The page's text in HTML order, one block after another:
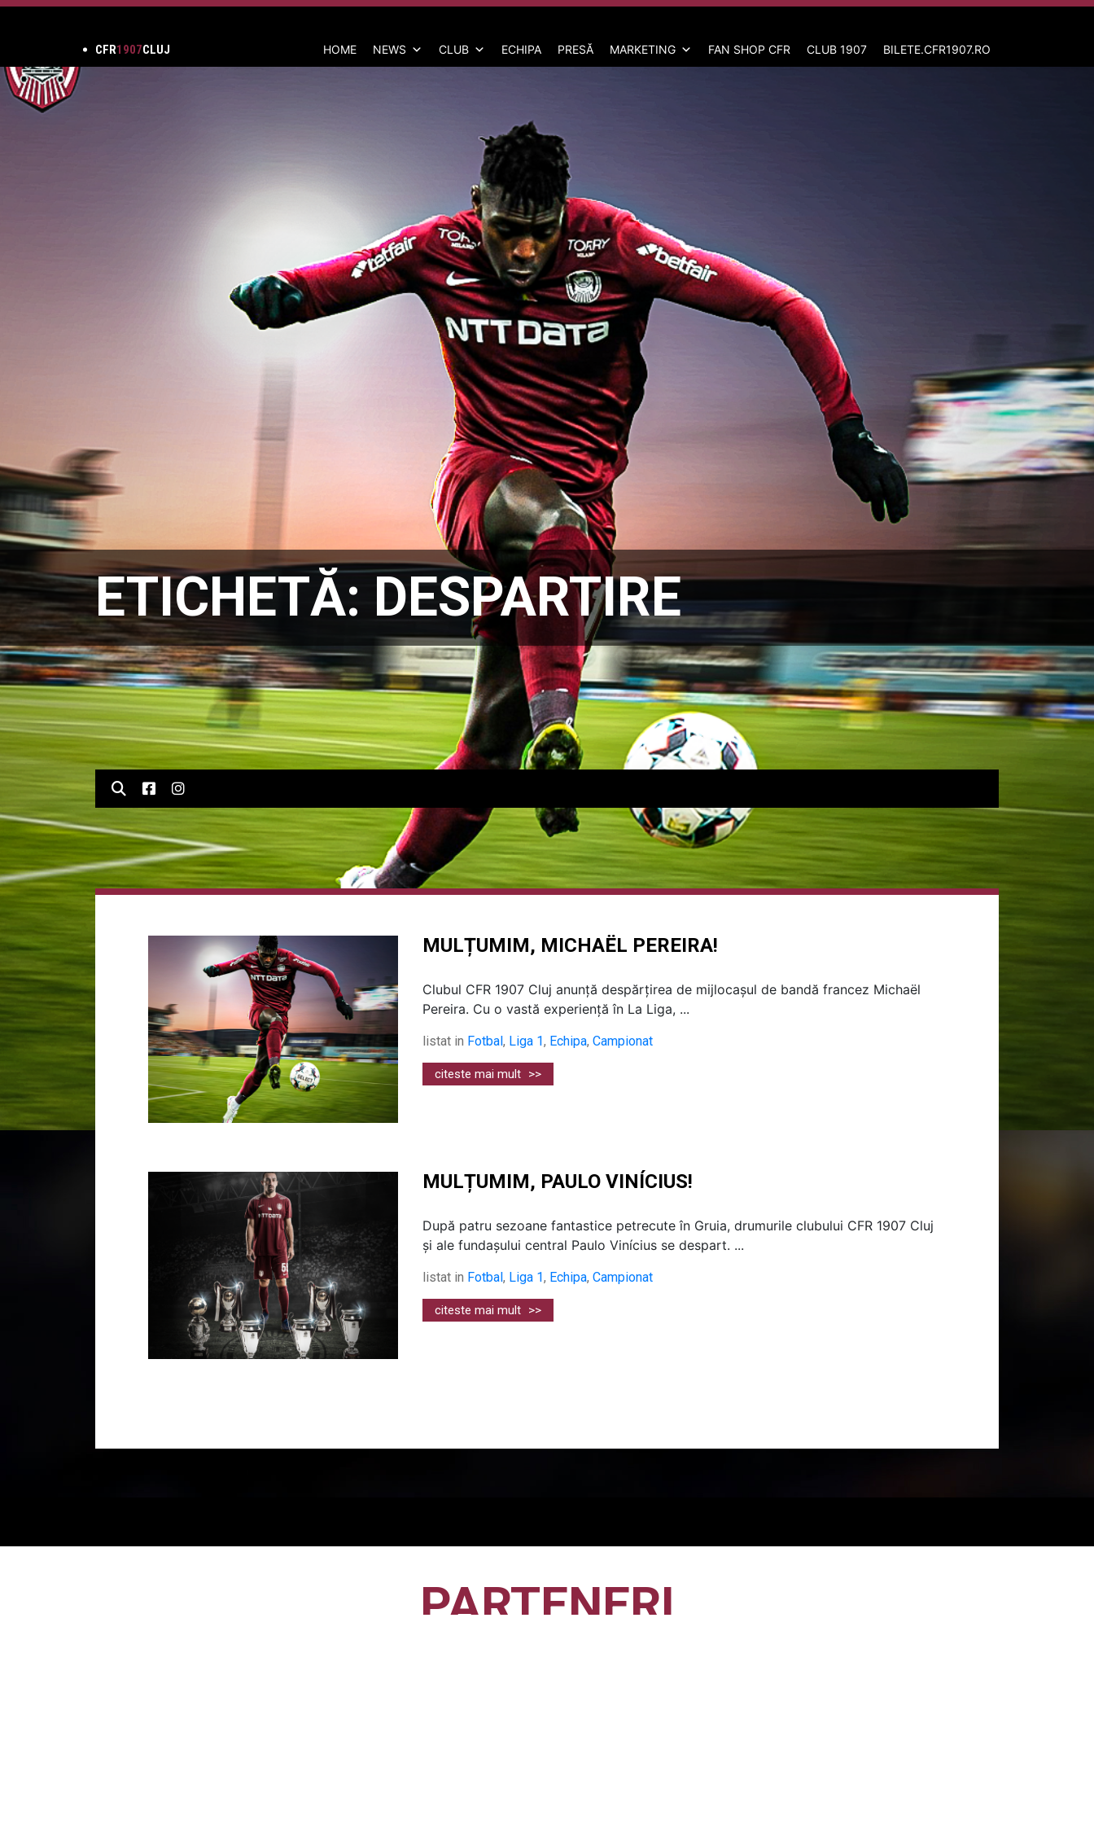
CFR1907CLUJ HOME NEWS CLUB ECHIPA PRESĂ MARKETING FAN SHOP CFR CLUB 1907 BILETE.CFR1907.RO
ETICHETĂ: DESPARTIRE
MULȚUMIM, MICHAËL PEREIRA!
Clubul CFR 1907 Cluj anunță despărțirea de mijlocașul de bandă francez Michaël
Pereira. Cu o vastă experiență în La Liga, ...
listat in Fotbal, Liga 1, Echipa, Campionat
citeste mai mult >>
MULȚUMIM, PAULO VINÍCIUS!
După patru sezoane fantastice petrecute în Gruia, drumurile clubului CFR 1907 Cluj
și ale fundașului central Paulo Vinícius se despart. ...
listat in Fotbal, Liga 1, Echipa, Campionat
citeste mai mult >>
PARTENERI